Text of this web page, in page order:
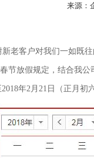
来源：
老客户对我们一如既往
节放假规定，结合我
年2月21日（正月